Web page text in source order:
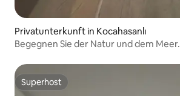
Privatunterkunft in Kocahasanlı
Begegnen Sie der Natur und dem Meer.
Superhost
Superhost